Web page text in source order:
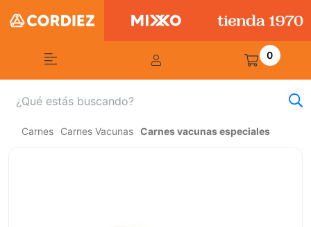
0
Carnes Carnes Vacunas Carnes vacunas especiales